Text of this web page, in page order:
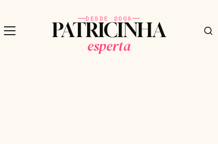
DESDE 2009
PATRICINHA
esperta